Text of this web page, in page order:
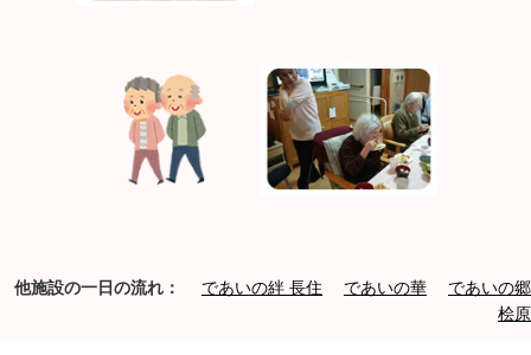
他施設の一日の流れ： であいの絆 長住 であいの華
であいの郷
桧原